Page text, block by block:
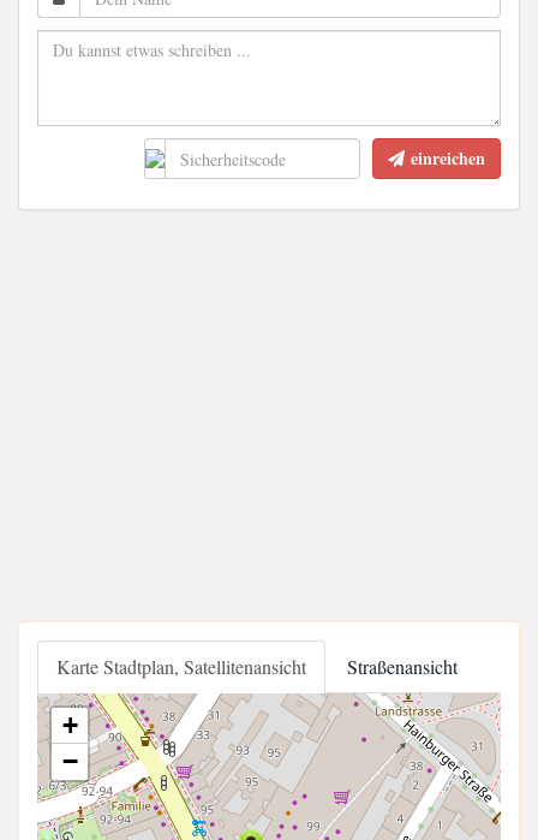
einreichen
Karte Stadtplan, Satellitenansicht Straßenansicht
+
−